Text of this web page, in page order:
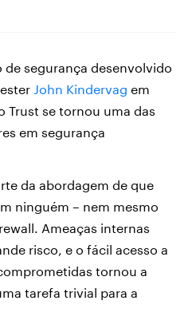
de segurança desenvolvido
John Kindervag em
Trust se tornou uma das
em segurança
da abordagem de que
ninguém – nem mesmo
Ameaças internas
risco, e o fácil acesso a
tornou a
tarefa trivial para a